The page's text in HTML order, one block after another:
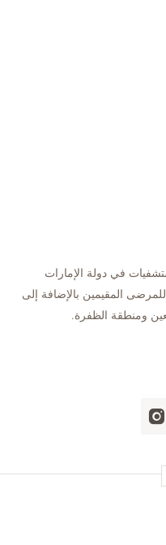
في دولة الإمارات
مع أكثر من 900 سرير للمرضى المقيمين بالإضافة إلى